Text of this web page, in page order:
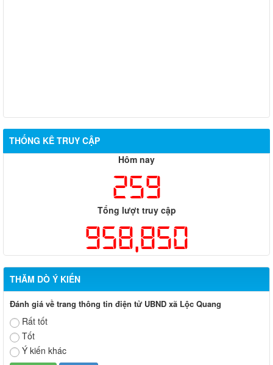
THỐNG KÊ TRUY CẬP
Hôm nay
259
Tổng lượt truy cập
958,850
THĂM DÒ Ý KIẾN
Đánh giá về trang thông tin điện tử UBND xã Lộc Quang
Rất tốt
Tốt
Ý kiến khác